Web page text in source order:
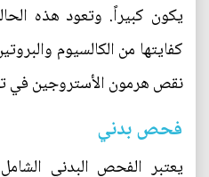
يكون كبيراً. وتعود هذه
كفايتها من الكالسيوم
نقص هرمون الأستروجين في
فحص بدني
يعتبر الفحص البدني